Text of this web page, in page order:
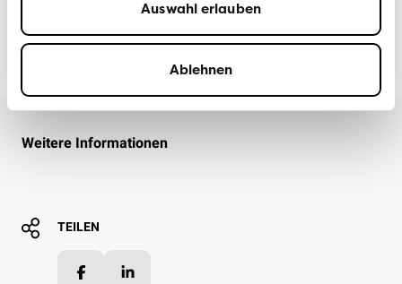
Auswahl erlauben
Ablehnen
MEDIENSTELLE VCS | SERVICE MÉDIAS ATE
| SERVIZIO MEDIA ATA
2025
Weitere Informationen
TEILEN
Facebook